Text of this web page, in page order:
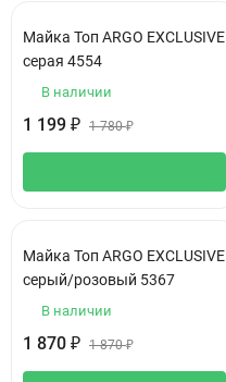
Майка Топ ARGO EXCLUSIVE
серая 4554
В наличии
1 199 ₽ 1 780₽
Майка Топ ARGO EXCLUSIVE
серый/розовый 5367
В наличии
1 870 ₽ 1 870₽